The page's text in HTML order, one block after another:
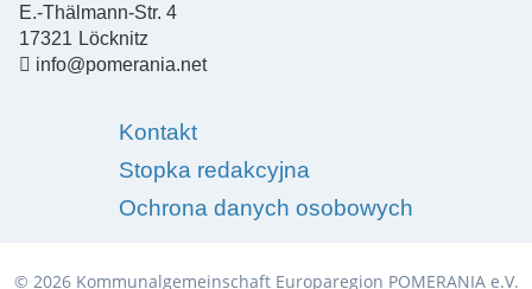
E.-Thälmann-Str. 4
17321 Löcknitz
info@pomerania.net
Kontakt
Stopka redakcyjna
Ochrona danych osobowych
© 2026 Kommunalgemeinschaft Europaregion POMERANIA e.V.